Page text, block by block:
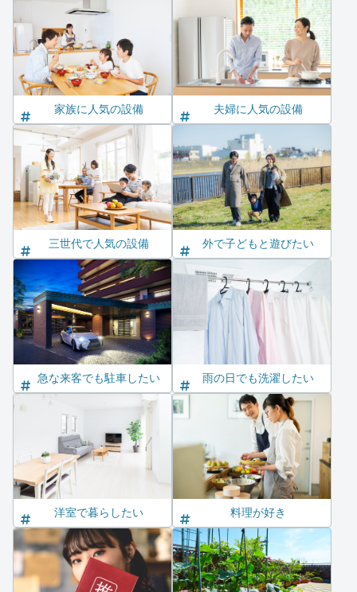
家族に人気の設備 夫婦に人気の設備
三世代で人気の設備 外で子どもと遊びたい
急な来客でも駐車したい 雨の日でも洗濯したい
洋室で暮らしたい 料理が好き